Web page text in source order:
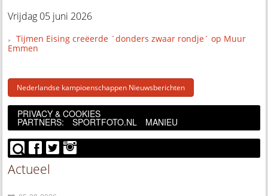
Vrijdag 05 juni 2026
Tijmen Eising creëerde ´donders zwaar rondje´ op Muur
Emmen
Nederlandse kampioenschappen Nieuwsberichten
PRIVACY & COOKIES
PARTNERS: SPORTFOTO.NL MANIEU
Actueel